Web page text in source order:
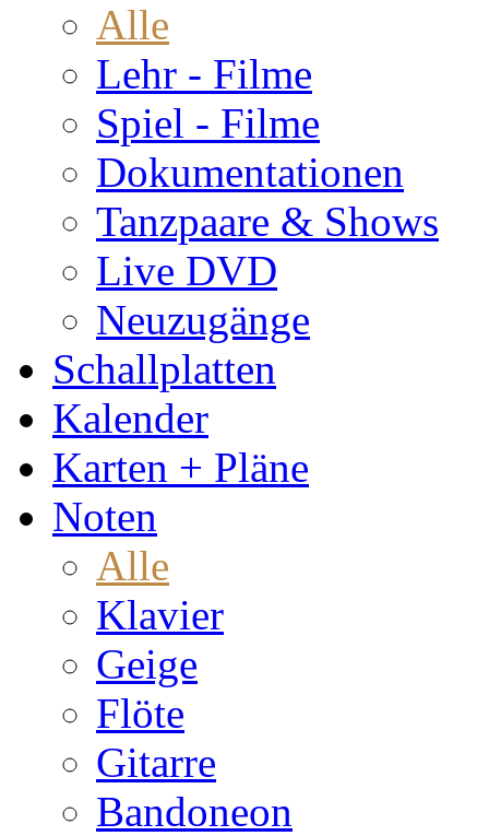
Alle
Lehr - Filme
Spiel - Filme
Dokumentationen
Tanzpaare & Shows
Live DVD
Neuzugänge
Schallplatten
Kalender
Karten + Pläne
Noten
Alle
Klavier
Geige
Flöte
Gitarre
Bandoneon